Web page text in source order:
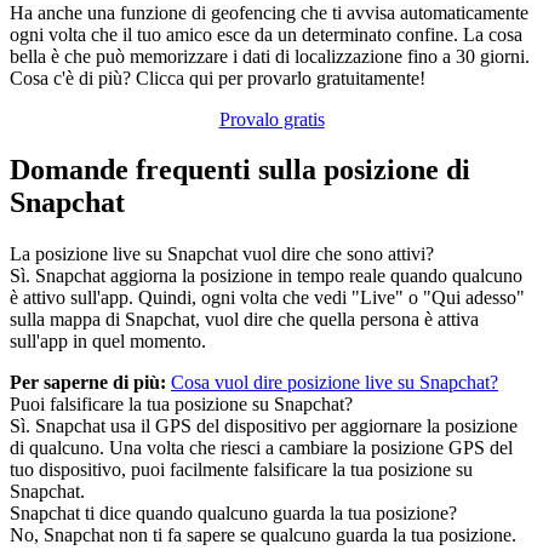
Ha anche una funzione di geofencing che ti avvisa automaticamente
ogni volta che il tuo amico esce da un determinato confine. La cosa
bella è che può memorizzare i dati di localizzazione fino a 30 giorni.
Cosa c'è di più? Clicca qui per provarlo gratuitamente!
Provalo gratis
Domande frequenti sulla posizione di
Snapchat
La posizione live su Snapchat vuol dire che sono attivi?
Sì. Snapchat aggiorna la posizione in tempo reale quando qualcuno
è attivo sull'app. Quindi, ogni volta che vedi "Live" o "Qui adesso"
sulla mappa di Snapchat, vuol dire che quella persona è attiva
sull'app in quel momento.
Per saperne di più: Cosa vuol dire posizione live su Snapchat?
Puoi falsificare la tua posizione su Snapchat?
Sì. Snapchat usa il GPS del dispositivo per aggiornare la posizione
di qualcuno. Una volta che riesci a cambiare la posizione GPS del
tuo dispositivo, puoi facilmente falsificare la tua posizione su
Snapchat.
Snapchat ti dice quando qualcuno guarda la tua posizione?
No, Snapchat non ti fa sapere se qualcuno guarda la tua posizione.